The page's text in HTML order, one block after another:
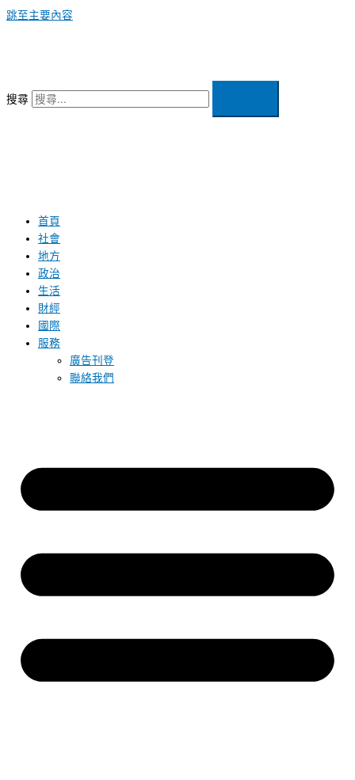
跳至主要內容
搜尋
首頁
社會
地方
政治
生活
財經
國際
服務
廣告刊登
聯絡我們